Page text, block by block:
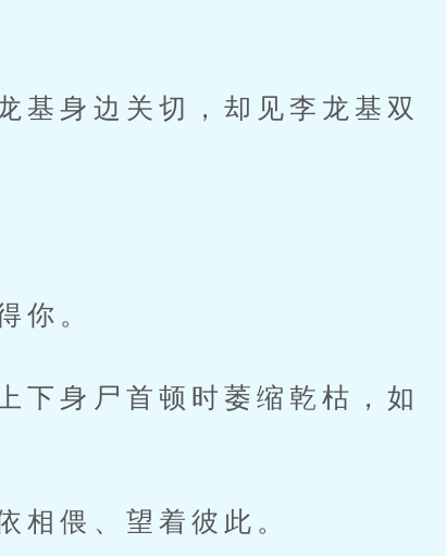
身边关切，却见李龙基双
你。
身尸首顿时萎缩乾枯，如
偎、望着彼此。